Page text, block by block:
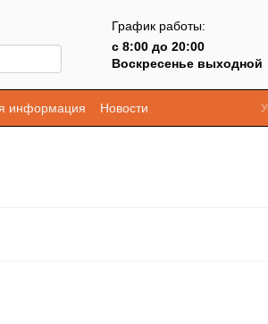
График работы:
с 8:00 до 20:00
Воскресенье выходной
информация Новости